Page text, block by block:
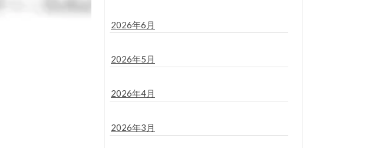
2026年6月
2026年5月
2026年4月
2026年3月